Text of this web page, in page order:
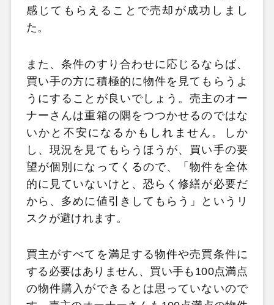
感じてもらえることで売却が成功しまし
た。
また、条件のすり合わせに応じるならば、
買い手の方に積極的に物件を見てもらうよ
うにすることが良いでしょう。売主のオー
ナーさんは重箱の隅をつつかせるのではな
いかと不安になるかもしれません。しか
し、現況を見てもらうほうが、買い手の要
望が個別になってくるので、「物件を全体
的に見ていないけと、恐らく修繕が必要だ
から、多めに値引きしてもらう」というリ
スクが避けれます。
買主がすべてを満足する物件や売買条件に
する必要はありません、買い手も100点満点
の物件購入ができるとは思っていないので